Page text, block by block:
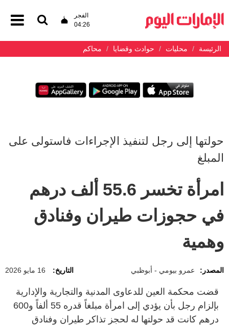
الفجر
04:26
الرئيسة محليات حوادث وقضايا محاكم
حولتها إلى رجل لتنفيذ الإجراءات فاستولى على
المبلغ
امرأة تخسر 55.6 ألف درهم
في حجوزات طيران وفنادق
وهمية
المصدر: عمرو بيومي - أبوظبي التاريخ: 16 مايو 2026
قضت محكمة العين للدعاوى المدنية والتجارية والإدارية
بإلزام رجل بأن يؤدي إلى امرأة مبلغاً قدره 55 ألفاً و600
درهم كانت قد حولتها له لحجز تذاكر طيران وفنادق